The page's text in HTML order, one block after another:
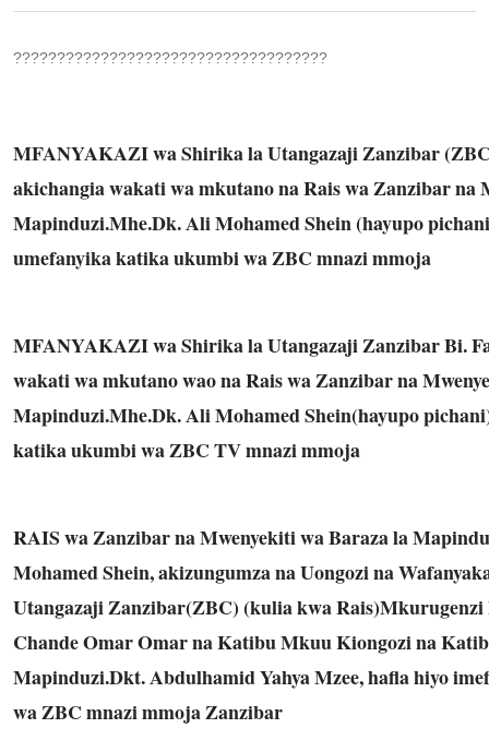
????????????????????????????????????
MFANYAKAZI wa Shirika la Utangazaji Zanzibar
akichangia wakati wa mkutano na Rais wa Zanzibar na
Mapinduzi.Mhe.Dk. Ali Mohamed Shein (hayupo
umefanyika katika ukumbi wa ZBC mnazi mmoja
MFANYAKAZI wa Shirika la Utangazaji Zanzibar Bi.
wakati wa mkutano wao na Rais wa Zanzibar na
Mapinduzi.Mhe.Dk. Ali Mohamed Shein(hayupo
katika ukumbi wa ZBC TV mnazi mmoja
RAIS wa Zanzibar na Mwenyekiti wa Baraza la
Mohamed Shein, akizungumza na Uongozi na
Utangazaji Zanzibar(ZBC) (kulia kwa
Chande Omar Omar na Katibu Mkuu Kiongozi na
Mapinduzi.Dkt. Abdulhamid Yahya Mzee, hafla hiyo
wa ZBC mnazi mmoja Zanzibar